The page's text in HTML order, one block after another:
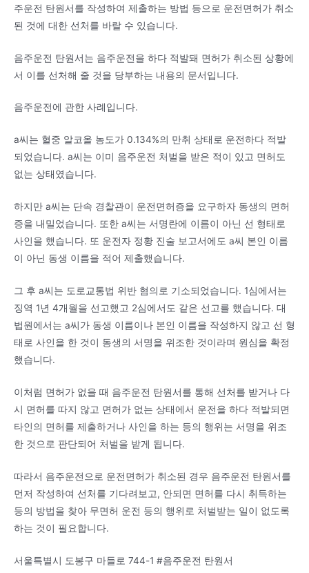
주운전 탄원서를 작성하여 제출하는 방법 등으로 운전면허가 취소
된 것에 대한 선처를 바랄 수 있습니다.
음주운전 탄원서는 음주운전을 하다 적발돼 면허가 취소된 상황에
서 이를 선처해 줄 것을 당부하는 내용의 문서입니다.
음주운전에 관한 사례입니다.
a씨는 혈중 알코올 농도가 0.134%의 만취 상태로 운전하다 적발
되었습니다. a씨는 이미 음주운전 처벌을 받은 적이 있고 면허도
없는 상태였습니다.
하지만 a씨는 단속 경찰관이 운전면허증을 요구하자 동생의 면허
증을 내밀었습니다. 또한 a씨는 서명란에 이름이 아닌 선 형태로
사인을 했습니다. 또 운전자 정황 진술 보고서에도 a씨 본인 이름
이 아닌 동생 이름을 적어 제출했습니다.
그 후 a씨는 도로교통법 위반 혐의로 기소되었습니다. 1심에서는
징역 1년 4개월을 선고했고 2심에서도 같은 선고를 했습니다. 대
법원에서는 a씨가 동생 이름이나 본인 이름을 작성하지 않고 선 형
태로 사인을 한 것이 동생의 서명을 위조한 것이라며 원심을 확정
했습니다.
이처럼 면허가 없을 때 음주운전 탄원서를 통해 선처를 받거나 다
시 면허를 따지 않고 면허가 없는 상태에서 운전을 하다 적발되면
타인의 면허를 제출하거나 사인을 하는 등의 행위는 서명을 위조
한 것으로 판단되어 처벌을 받게 됩니다.
따라서 음주운전으로 운전면허가 취소된 경우 음주운전 탄원서를
먼저 작성하여 선처를 기다려보고, 안되면 면허를 다시 취득하는
등의 방법을 찾아 무면허 운전 등의 행위로 처벌받는 일이 없도록
하는 것이 필요합니다.
서울특별시 도봉구 마들로 744-1 #음주운전 탄원서